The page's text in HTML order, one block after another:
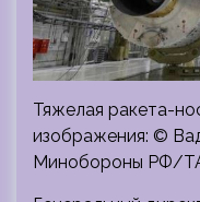
Тяжелая ракета-
изображения: ©
Минобороны РФ/